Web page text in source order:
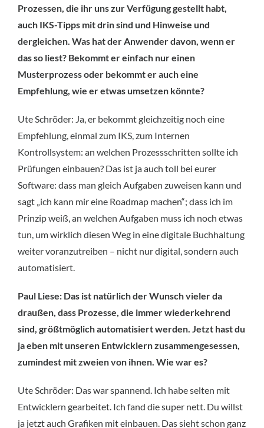
Prozessen, die ihr uns zur Verfügung gestellt habt,
auch IKS-Tipps mit drin sind und Hinweise und
dergleichen. Was hat der Anwender davon, wenn er
das so liest? Bekommt er einfach nur einen
Musterprozess oder bekommt er auch eine
Empfehlung, wie er etwas umsetzen könnte?
Ute Schröder: Ja, er bekommt gleichzeitig noch eine
Empfehlung, einmal zum IKS, zum Internen
Kontrollsystem: an welchen Prozessschritten sollte ich
Prüfungen einbauen? Das ist ja auch toll bei eurer
Software: dass man gleich Aufgaben zuweisen kann und
sagt „ich kann mir eine Roadmap machen“; dass ich im
Prinzip weiß, an welchen Aufgaben muss ich noch etwas
tun, um wirklich diesen Weg in eine digitale Buchhaltung
weiter voranzutreiben – nicht nur digital, sondern auch
automatisiert.
Paul Liese: Das ist natürlich der Wunsch vieler da
draußen, dass Prozesse, die immer wiederkehrend
sind, größtmöglich automatisiert werden. Jetzt hast du
ja eben mit unseren Entwicklern zusammengesessen,
zumindest mit zweien von ihnen. Wie war es?
Ute Schröder: Das war spannend. Ich habe selten mit
Entwicklern gearbeitet. Ich fand die super nett. Du willst
ja jetzt auch Grafiken mit einbauen. Das sieht schon ganz